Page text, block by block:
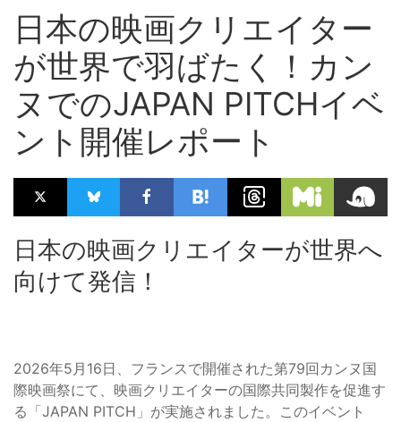
日本の映画クリエイター
が世界で羽ばたく！カン
ヌでのJAPAN PITCHイベ
ント開催レポート
日本の映画クリエイターが世界へ
向けて発信！
2026年5月16日、フランスで開催された第79回カンヌ国
際映画祭にて、映画クリエイターの国際共同製作を促進す
る「JAPAN PITCH」が実施されました。このイベント